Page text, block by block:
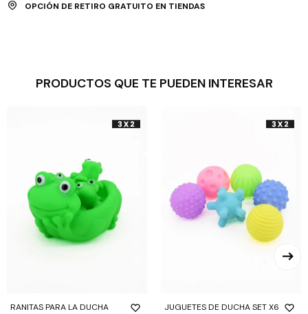
OPCIÓN DE RETIRO GRATUITO EN TIENDAS
PRODUCTOS QUE TE PUEDEN INTERESAR
RANITAS PARA LA DUCHA
JUGUETES DE DUCHA SET X6